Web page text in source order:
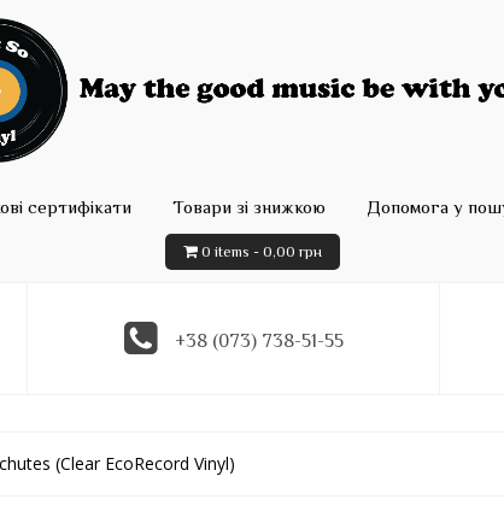
сертифікати Товари зі знижкою Допомога у
0 items - 0,00 грн
+38 (073) 738-51-55
(Clear EcoRecord Vinyl)